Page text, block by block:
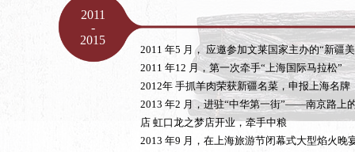
2011 年5 月， 应邀参加文莱国家主办的“新疆
2011 年12 月，第一次牵手“上海国际马拉松”
2012年 手抓羊肉荣获新疆名菜，申报上海名牌
2013 年2 月，进驻“中华第一街”——南京路上
店 虹口龙之梦店开业，牵手中粮
2013 年9 月，在上海旅游节闭幕式大型焰火晚
2011
-
2015